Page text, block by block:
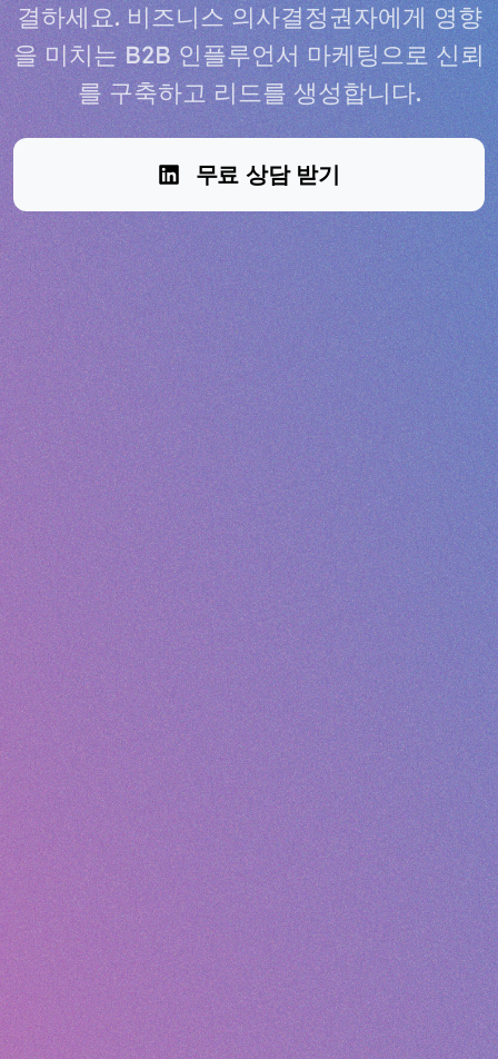
결하세요. 비즈니스 의사결정권자에게 영향
을 미치는 B2B 인플루언서 마케팅으로 신뢰
를 구축하고 리드를 생성합니다.
무료 상담 받기